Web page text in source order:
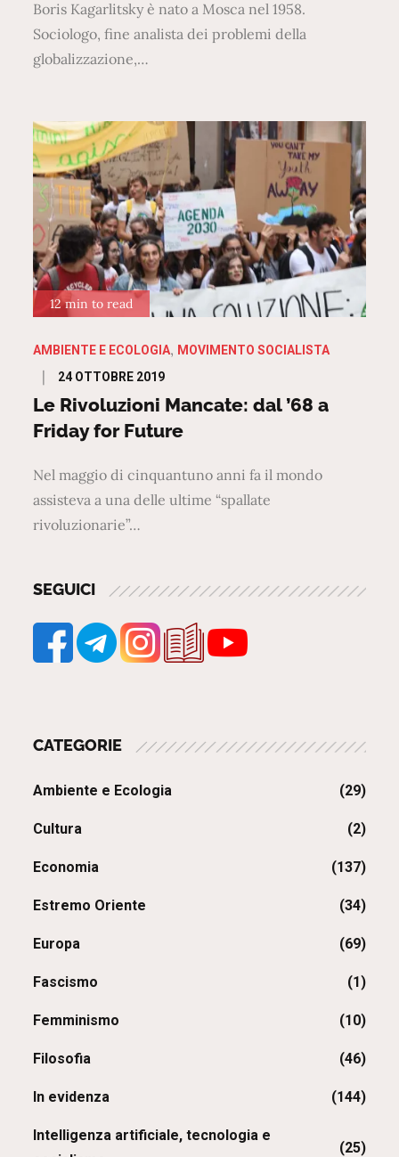
Boris Kagarlitsky è nato a Mosca nel 1958.
Sociologo, fine analista dei problemi della
globalizzazione,…
12 min to read
AMBIENTE E ECOLOGIA MOVIMENTO SOCIALISTA
Posted
on
24 OTTOBRE 2019
Le Rivoluzioni Mancate: dal ’68 a
Friday for Future
Nel maggio di cinquantuno anni fa il mondo
assisteva a una delle ultime “spallate
rivoluzionarie”…
SEGUICI
CATEGORIE
Ambiente e Ecologia (29)
Cultura (2)
Economia (137)
Estremo Oriente (34)
Europa (69)
Fascismo (1)
Femminismo (10)
Filosofia (46)
In evidenza (144)
Intelligenza artificiale, tecnologia e
(25)